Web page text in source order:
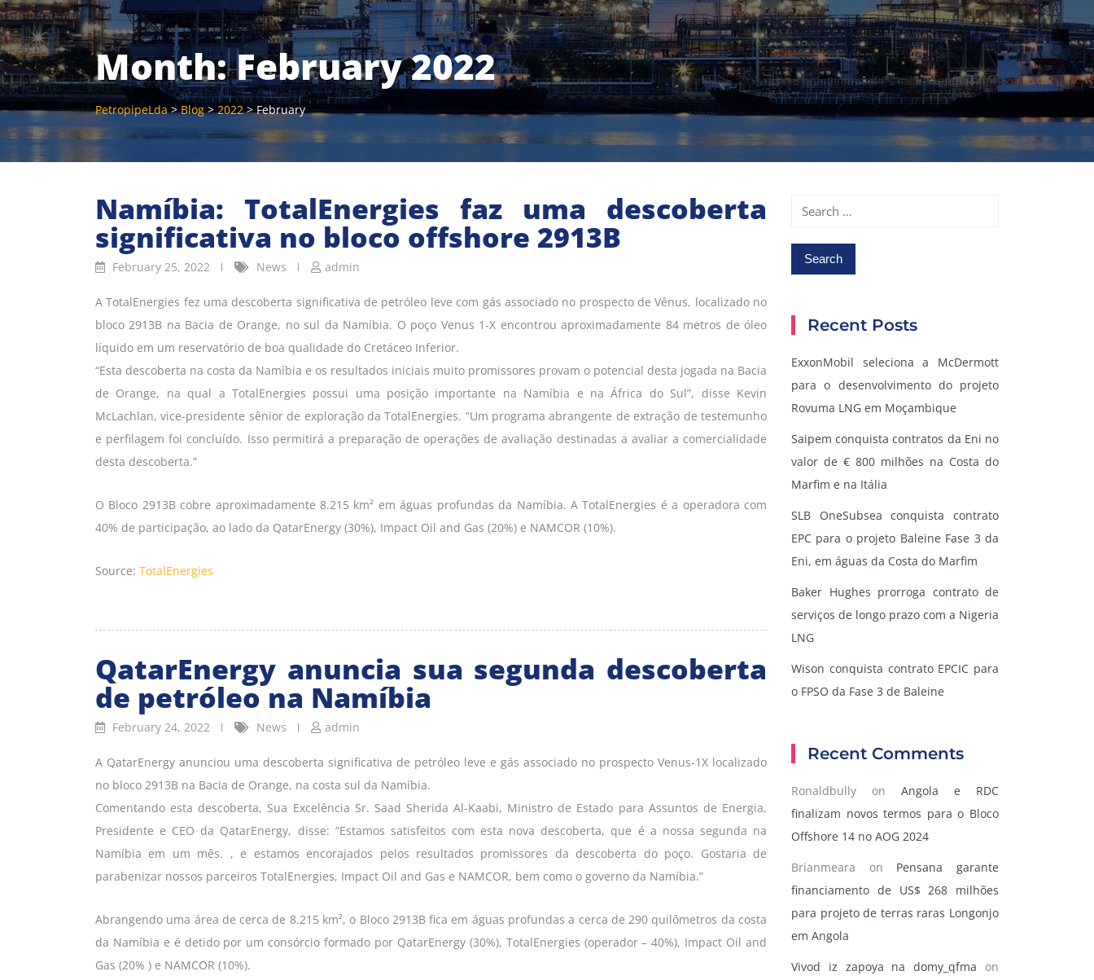
Month:February 2022
PetropipeLda>Blog>2022>February
Namíbia: TotalEnergies faz uma descoberta
significativa no bloco offshore 2913B
February 25, 2022 News admin
A TotalEnergies fez uma descoberta significativa de petróleo leve com gás associado no prospecto de Vênus, localizado no
bloco 2913B na Bacia de Orange, no sul da Namíbia. O poço Venus 1-X encontrou aproximadamente 84 metros de óleo
líquido em um reservatório de boa qualidade do Cretáceo Inferior.
“Esta descoberta na costa da Namíbia e os resultados iniciais muito promissores provam o potencial desta jogada na Bacia
de Orange, na qual a TotalEnergies possui uma posição importante na Namíbia e na África do Sul”, disse Kevin
McLachlan, vice-presidente sênior de exploração da TotalEnergies. “Um programa abrangente de extração de testemunho
e perfilagem foi concluído. Isso permitirá a preparação de operações de avaliação destinadas a avaliar a comercialidade
desta descoberta.”
O Bloco 2913B cobre aproximadamente 8.215 km² em águas profundas da Namíbia. A TotalEnergies é a operadora com
40% de participação, ao lado da QatarEnergy (30%), Impact Oil and Gas (20%) e NAMCOR (10%).
Source: TotalEnergies
QatarEnergy anuncia sua segunda descoberta
de petróleo na Namíbia
February 24, 2022 News admin
A QatarEnergy anunciou uma descoberta significativa de petróleo leve e gás associado no prospecto Venus-1X localizado
no bloco 2913B na Bacia de Orange, na costa sul da Namíbia.
Comentando esta descoberta, Sua Excelência Sr. Saad Sherida Al-Kaabi, Ministro de Estado para Assuntos de Energia,
Presidente e CEO da QatarEnergy, disse: “Estamos satisfeitos com esta nova descoberta, que é a nossa segunda na
Namíbia em um mês. , e estamos encorajados pelos resultados promissores da descoberta do poço. Gostaria de
parabenizar nossos parceiros TotalEnergies, Impact Oil and Gas e NAMCOR, bem como o governo da Namíbia.”
Abrangendo uma área de cerca de 8.215 km², o Bloco 2913B fica em águas profundas a cerca de 290 quilômetros da costa
da Namíbia e é detido por um consórcio formado por QatarEnergy (30%), TotalEnergies (operador – 40%), Impact Oil and
Gas (20% ) e NAMCOR (10%).
Search
Recent Posts
ExxonMobil seleciona a McDermott
para o desenvolvimento do projeto
Rovuma LNG em Moçambique
Saipem conquista contratos da Eni no
valor de € 800 milhões na Costa do
Marfim e na Itália
SLB OneSubsea conquista contrato
EPC para o projeto Baleine Fase 3 da
Eni, em águas da Costa do Marfim
Baker Hughes prorroga contrato de
serviços de longo prazo com a Nigeria
LNG
Wison conquista contrato EPCIC para
o FPSO da Fase 3 de Baleine
Recent Comments
Ronaldbully on Angola e RDC
finalizam novos termos para o Bloco
Offshore 14 no AOG 2024
Brianmeara on Pensana garante
financiamento de US$ 268 milhões
para projeto de terras raras Longonjo
em Angola
Vivod iz zapoya na domy_qfma on